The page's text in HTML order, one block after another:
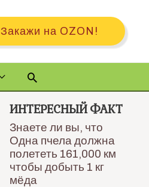
Закажи на OZON!
Поиск
ИНТЕРЕСНЫЙ ФАКТ
Знаете ли вы, что
Одна пчела должна
полететь 161,000 км
чтобы добыть 1 кг
мёда